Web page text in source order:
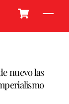
nuevo las